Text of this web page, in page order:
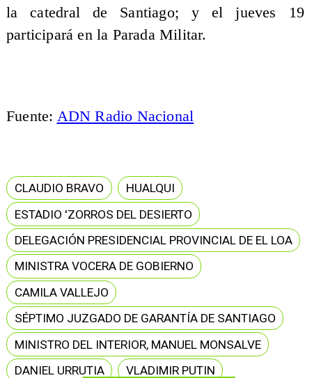
la catedral de Santiago; y el jueves 19
participará en la Parada Militar.
Fuente: ADN Radio Nacional
CLAUDIO BRAVO
HUALQUI
ESTADIO 'ZORROS DEL DESIERTO
DELEGACIÓN PRESIDENCIAL PROVINCIAL DE EL LOA
MINISTRA VOCERA DE GOBIERNO
CAMILA VALLEJO
SÉPTIMO JUZGADO DE GARANTÍA DE SANTIAGO
MINISTRO DEL INTERIOR, MANUEL MONSALVE
DANIEL URRUTIA
VLADIMIR PUTIN